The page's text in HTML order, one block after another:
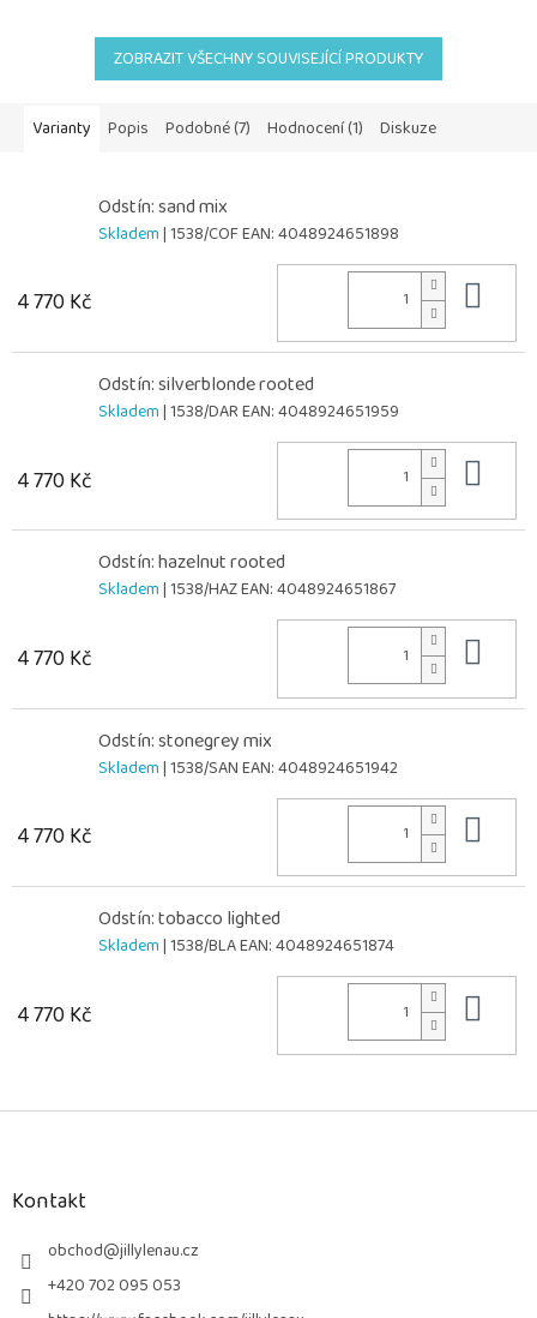
ZOBRAZIT VŠECHNY SOUVISEJÍCÍ PRODUKTY
Varianty Popis Podobné (7) Hodnocení (1) Diskuze
Odstín: sand mix
Skladem| 1538/COFEAN:4048924651898
4 770 Kč
Odstín: silverblonde rooted
Skladem| 1538/DAREAN:4048924651959
4 770 Kč
Odstín: hazelnut rooted
Skladem| 1538/HAZEAN:4048924651867
4 770 Kč
Odstín: stonegrey mix
Skladem| 1538/SANEAN:4048924651942
4 770 Kč
Odstín: tobacco lighted
Skladem| 1538/BLAEAN:4048924651874
4 770 Kč
Z
Kontakt
obchod@jillylenau.cz
+420 702 095 053